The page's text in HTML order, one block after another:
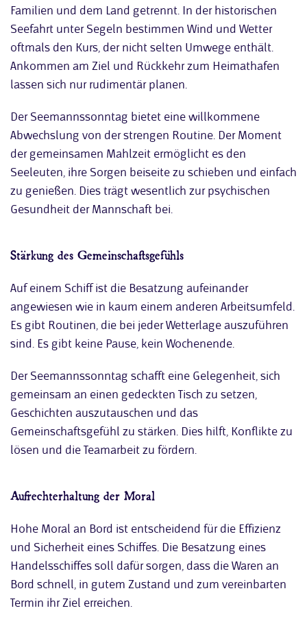
Familien und dem Land getrennt. In der historischen
Seefahrt unter Segeln bestimmen Wind und Wetter
oftmals den Kurs, der nicht selten Umwege enthält.
Ankommen am Ziel und Rückkehr zum Heimathafen
lassen sich nur rudimentär planen.
Der Seemannssonntag bietet eine willkommene
Abwechslung von der strengen Routine. Der Moment
der gemeinsamen Mahlzeit ermöglicht es den
Seeleuten, ihre Sorgen beiseite zu schieben und einfach
zu genießen. Dies trägt wesentlich zur psychischen
Gesundheit der Mannschaft bei.
Stärkung des Gemeinschaftsgefühls
Auf einem Schiff ist die Besatzung aufeinander
angewiesen wie in kaum einem anderen Arbeitsumfeld.
Es gibt Routinen, die bei jeder Wetterlage auszuführen
sind. Es gibt keine Pause, kein Wochenende.
Der Seemannssonntag schafft eine Gelegenheit, sich
gemeinsam an einen gedeckten Tisch zu setzen,
Geschichten auszutauschen und das
Gemeinschaftsgefühl zu stärken. Dies hilft, Konflikte zu
lösen und die Teamarbeit zu fördern.
Aufrechterhaltung der Moral
Hohe Moral an Bord ist entscheidend für die Effizienz
und Sicherheit eines Schiffes. Die Besatzung eines
Handelsschiffes soll dafür sorgen, dass die Waren an
Bord schnell, in gutem Zustand und zum vereinbarten
Termin ihr Ziel erreichen.